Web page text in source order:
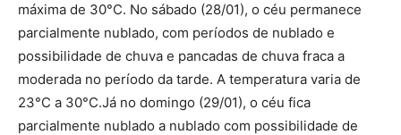
máxima de 30°C. No sábado (28/01), o céu permanece
parcialmente nublado, com períodos de nublado e
possibilidade de chuva e pancadas de chuva fraca a
moderada no período da tarde. A temperatura varia de
23°C a 30°C.Já no domingo (29/01), o céu fica
parcialmente nublado a nublado com possibilidade de